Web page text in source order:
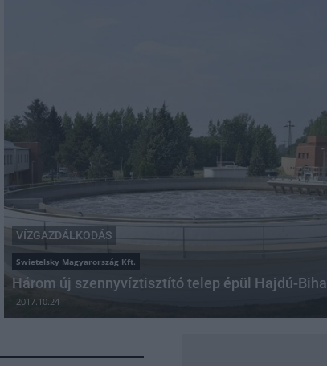
VÍZGAZDÁLKODÁS
Swietelsky Magyarország Kft.
Három új szennyvíztisztító telep épül Hajdú-
2017.10.24